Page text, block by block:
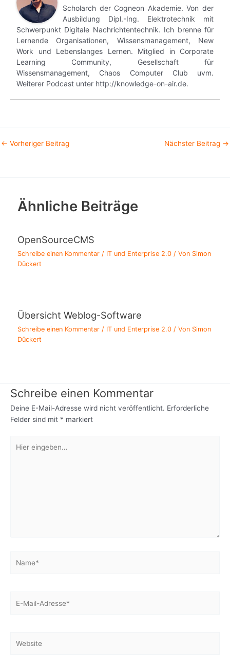
Scholarch der Cogneon Akademie. Von der
Ausbildung Dipl.-Ing. Elektrotechnik mit
Schwerpunkt Digitale Nachrichtentechnik. Ich brenne für
Lernende Organisationen, Wissensmanagement, New
Work und Lebenslanges Lernen. Mitglied in Corporate
Learning Community, Gesellschaft für
Wissensmanagement, Chaos Computer Club uvm.
Weiterer Podcast unter http://knowledge-on-air.de.
← Vorheriger Beitrag Nächster Beitrag →
Ähnliche Beiträge
OpenSourceCMS
Schreibe einen Kommentar / IT und Enterprise 2.0 / Von Simon
Dückert
Übersicht Weblog-Software
Schreibe einen Kommentar / IT und Enterprise 2.0 / Von Simon
Dückert
Schreibe einen Kommentar
Deine E-Mail-Adresse wird nicht veröffentlicht. Erforderliche
Felder sind mit * markiert
eingeben…
Mail-